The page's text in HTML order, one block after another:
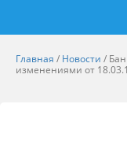
Главная / Новости /
изменениями от